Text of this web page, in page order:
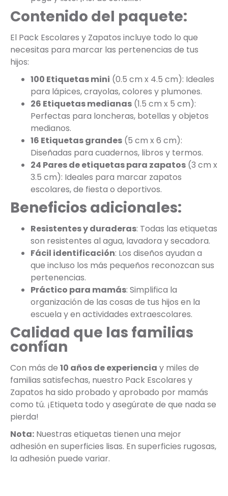
Contenido del paquete:
El Pack Escolares y Zapatos incluye todo lo que
necesitas para marcar las pertenencias de tus
hijos:
100 Etiquetas mini (0.5 cm x 4.5 cm): Ideales
para lápices, crayolas, colores y plumones.
26 Etiquetas medianas (1.5 cm x 5 cm):
Perfectas para loncheras, botellas y objetos
medianos.
16 Etiquetas grandes (5 cm x 6 cm):
Diseñadas para cuadernos, libros y termos.
24 Pares de etiquetas para zapatos (3 cm x
3.5 cm): Ideales para marcar zapatos
escolares, de fiesta o deportivos.
Beneficios adicionales:
Resistentes y duraderas: Todas las etiquetas
son resistentes al agua, lavadora y secadora.
Fácil identificación: Los diseños ayudan a
que incluso los más pequeños reconozcan sus
pertenencias.
Práctico para mamás: Simplifica la
organización de las cosas de tus hijos en la
escuela y en actividades extraescolares.
Calidad que las familias
confían
Con más de 10 años de experiencia y miles de
familias satisfechas, nuestro Pack Escolares y
Zapatos ha sido probado y aprobado por mamás
como tú. ¡Etiqueta todo y asegúrate de que nada se
pierda!
Nota: Nuestras etiquetas tienen una mejor
adhesión en superficies lisas. En superficies rugosas,
la adhesión puede variar.